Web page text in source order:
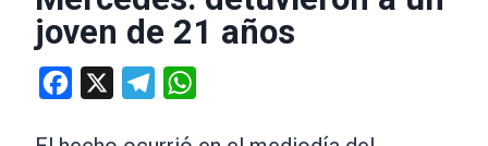
joven de 21 años
Facebook Telegram